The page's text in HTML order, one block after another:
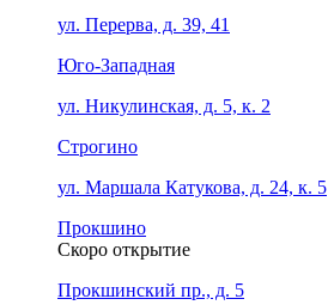
ул. Перерва, д. 39, 41
Юго-Западная
ул. Никулинская, д. 5, к. 2
Строгино
ул. Маршала Катукова, д. 24, к. 5
Прокшино
Скоро открытие
Прокшинский пр., д. 5